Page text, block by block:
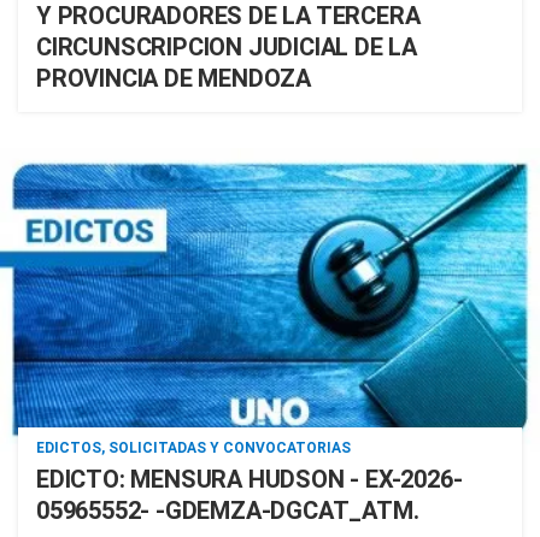
Y PROCURADORES DE LA TERCERA
CIRCUNSCRIPCION JUDICIAL DE LA
PROVINCIA DE MENDOZA
EDICTOS, SOLICITADAS Y CONVOCATORIAS
EDICTO: MENSURA HUDSON - EX-2026-
05965552- -GDEMZA-DGCAT_ATM.